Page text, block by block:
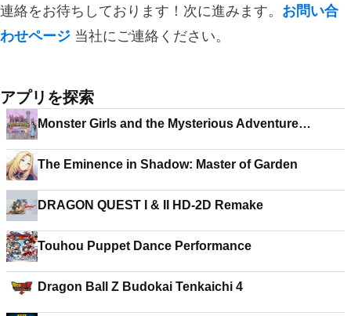
連絡をお待ちしております！次に進みます。 お問い合
わせページ 当社にご連絡ください。
アプリを探索
Monster Girls and the Mysterious Adventure
The Eminence in Shadow: Master of Garden
DRAGON QUEST I & II HD-2D Remake
Touhou Puppet Dance Performance
Dragon Ball Z Budokai Tenkaichi 4